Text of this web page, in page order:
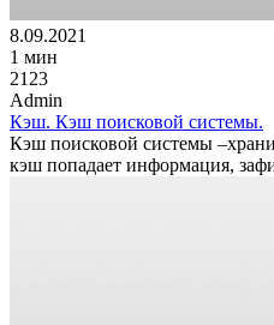
8.09.2021
1 мин
2123
Admin
Кэш. Кэш поисковой системы.
Кэш поисковой системы
кэш попадает информация,